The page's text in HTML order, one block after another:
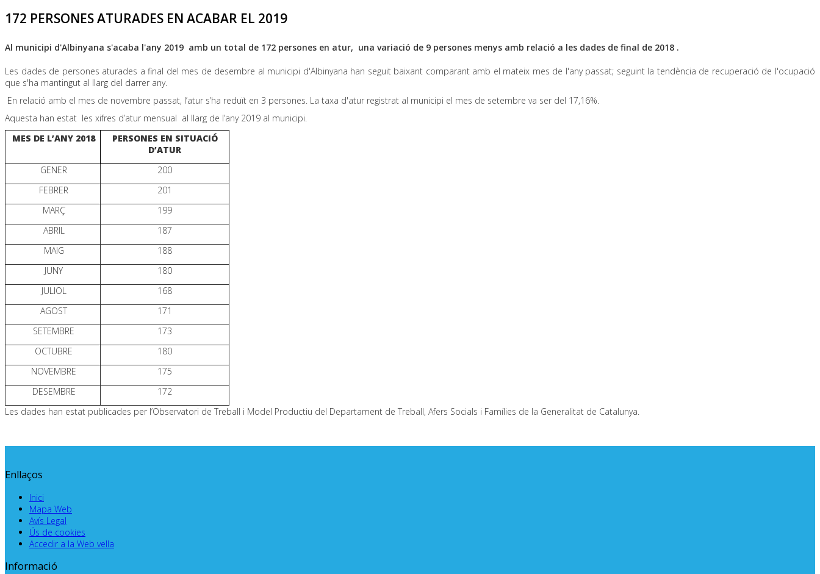
172 PERSONES ATURADES EN ACABAR EL 2019
Al municipi d'Albinyana s'acaba l'any 2019 amb un total de 172 persones en atur, una variació de 9 persones menys amb relació a les dades de final de 2018 .
Les dades de persones aturades a final del mes de desembre al municipi d'Albinyana han seguit baixant comparant amb el mateix mes de l'any passat; seguint la tendència de recuperació de l'ocupació
que s'ha mantingut al llarg del darrer any.
En relació amb el mes de novembre passat, l’atur s’ha reduït en 3 persones. La taxa d'atur registrat al municipi el mes de setembre va ser del 17,16%.
Aquesta han estat les xifres d’atur mensual al llarg de l’any 2019 al municipi.
MES DE L’ANY 2018
PERSONES EN SITUACIÓ
D’ATUR
GENER
200
FEBRER
201
MARÇ
199
ABRIL
187
MAIG
188
JUNY
180
JULIOL
168
AGOST
171
SETEMBRE
173
OCTUBRE
180
NOVEMBRE
175
DESEMBRE
172
Les dades han estat publicades per l’Observatori de Treball i Model Productiu del Departament de Treball, Afers Socials i Famílies de la Generalitat de Catalunya.
Enllaços
Inici
Mapa Web
Avís Legal
Ús de cookies
Accedir a la Web vella
Informació